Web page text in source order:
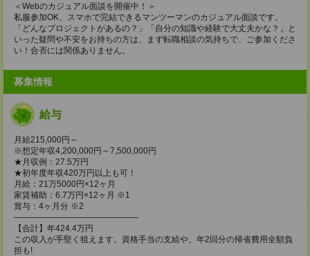
＜Webのカジュアル面談を開催中！＞
私服参加OK、スマホで完結できるマンツーマンのカジュアル面談です。
「どんなプロジェクトがあるの？」「自分の知識や経験で大丈夫かな？」と
いった疑問や不安をお持ちの方は、まず転職相談の気持ちで、ご参加くださ
い！合否には関係ありません。
募集情報
給与
月給215,000円～
※想定年収4,200,000円～7,500,000円
★月収例：27.5万円
★初年度年収420万円以上も可！
月給：21万5000円×12ヶ月
家賃補助：6.7万円×12ヶ月 ※1
賞与：4ヶ月分 ※2
―――――――――――――――
【合計】年424.4万円
この収入が手堅く狙えます。資格手当の支給や、年2回分の帰省費用全額負
担も!